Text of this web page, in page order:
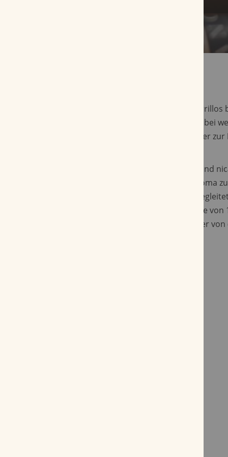
Die Four Kicks Capa Especial wird in E.P.
Tabacalera Alianza per Hand hergestellt. Dabei
nicaraguanische und ecuadorianische Blätter
Durch die Mischung aus dominikanischen und
Tabaken kommt ein warmes, vielfältiges Aroma
durch die Noten von Erde und Gewürzen
Especial Robusto siedelt sich bei einer Länge
Ringmaß von 50 an, was für eine Rauchdauer